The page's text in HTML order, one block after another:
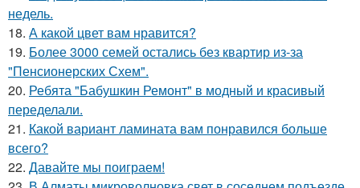
недель.
18. А какой цвет вам нравится?
19. Более 3000 семей остались без квартир из-за
"Пенсионерских Схем".
20. Ребята "Бабушкин Ремонт" в модный и красивый
переделали.
21. Какой вариант ламината вам понравился больше
всего?
22. Давайте мы поиграем!